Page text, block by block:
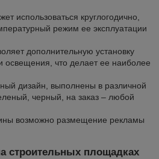
использоваться круглогодично,
режим ее эксплуатации
дополнительную установку
освещения, что делает ее наиболее
дизайн, выполнены в различной
черный, на заказ – любой
возможно размещение рекламы
строительных площадках